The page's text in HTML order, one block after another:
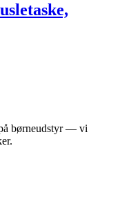
børneudstyr — vi